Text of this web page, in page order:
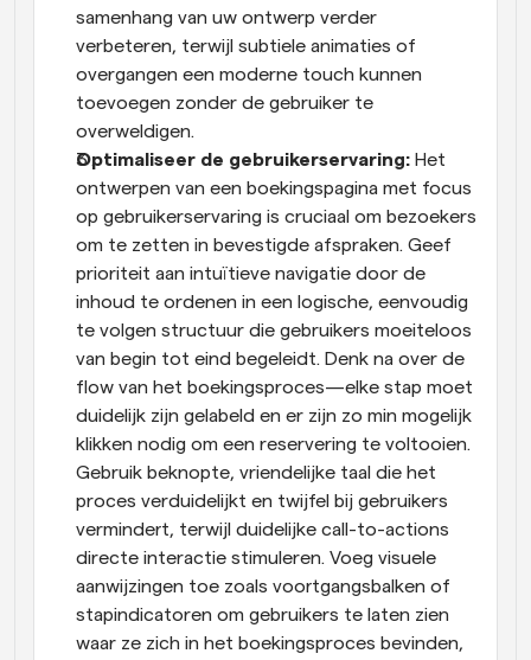
samenhang van uw ontwerp verder
verbeteren, terwijl subtiele animaties of
overgangen een moderne touch kunnen
toevoegen zonder de gebruiker te
overweldigen.
Optimaliseer de gebruikerservaring: Het
ontwerpen van een boekingspagina met focus
op gebruikerservaring is cruciaal om bezoekers
om te zetten in bevestigde afspraken. Geef
prioriteit aan intuïtieve navigatie door de
inhoud te ordenen in een logische, eenvoudig
te volgen structuur die gebruikers moeiteloos
van begin tot eind begeleidt. Denk na over de
flow van het boekingsproces—elke stap moet
duidelijk zijn gelabeld en er zijn zo min mogelijk
klikken nodig om een reservering te voltooien.
Gebruik beknopte, vriendelijke taal die het
proces verduidelijkt en twijfel bij gebruikers
vermindert, terwijl duidelijke call-to-actions
directe interactie stimuleren. Voeg visuele
aanwijzingen toe zoals voortgangsbalken of
stapindicatoren om gebruikers te laten zien
waar ze zich in het boekingsproces bevinden,